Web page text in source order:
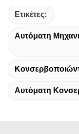
Ετικέτες:
Αυτόματη
Αυτόματη